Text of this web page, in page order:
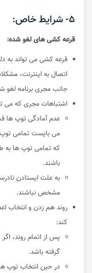
۵- شرایط خاص:
قرعه کشی های لغو شده:
قرعه کشی می تواند به
اتصال به اینترنت،
جانب مجری برنامه لغو
اشتباهات مجری که می
عدم آمادگی توپ ها
می بایست تمامی
که تمامی توپ ها
باشند.
به علت ایستادن
مشخص نباشند.
روند هم زدن و انتخاب
کند:
گرفته باشد.
در حین انتخاب توپ